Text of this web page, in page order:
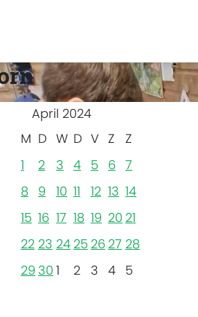
April 2024
M D W D V Z
Z
1
2 3 4 5 6 7
8 9 10 11 12 13 14
15 16 17 18 19 20 21
22 23 24 25 26 27 28
29 30 1 2 3 4 5